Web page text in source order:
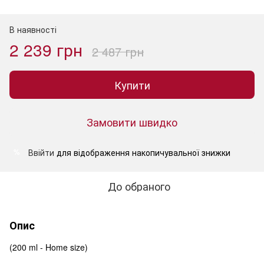
В наявності
2 239 грн 2 487 грн
Купити
Замовити швидко
Ввійти для відображення накопичувальної знижки
До обраного
Опис
(200 ml - Home size)